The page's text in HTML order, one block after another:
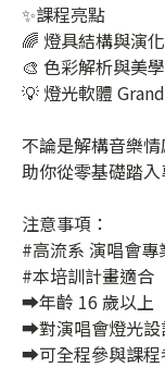
✨課程亮點
🌈 燈具結構與演化
🎨 色彩解析與美
💡 燈光軟體
不論是解構音樂
助你從零基礎踏
注意事項：
#高流系 演唱會
#本培訓計畫適合
➡️年齡 16 歲以上
➡️對演唱會燈光設
➡️可全程參與課程